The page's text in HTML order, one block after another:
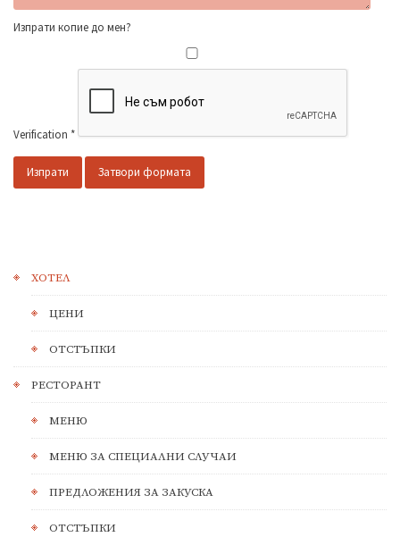
Изпрати копие до мен?
Verification *
Изпрати Затвори формата
ХОТЕЛ
ЦЕНИ
ОТСТЪПКИ
РЕСТОРАНТ
МЕНЮ
МЕНЮ ЗА СПЕЦИАЛНИ СЛУЧАИ
ПРЕДЛОЖЕНИЯ ЗА ЗАКУСКА
ОТСТЪПКИ